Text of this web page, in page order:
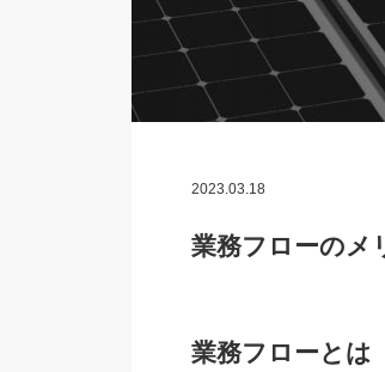
2023.03.18
業務フローのメ
業務フローとは